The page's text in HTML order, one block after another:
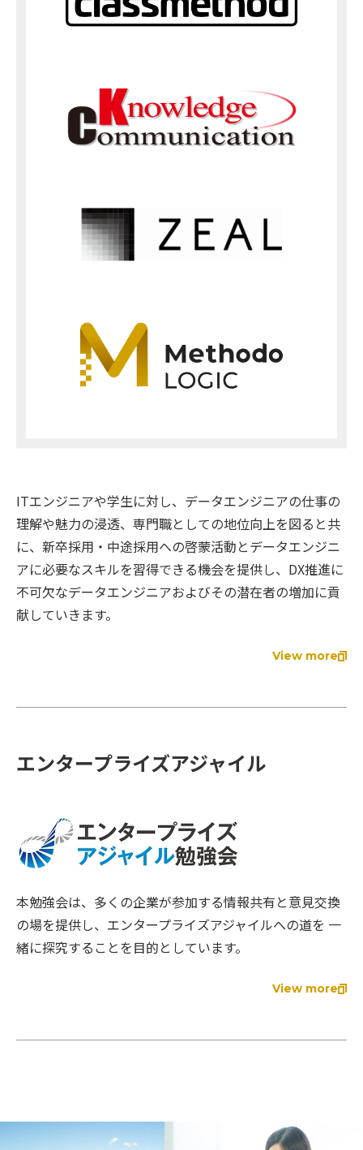
ITエンジニアや学生に対し、データエンジニアの仕事の
理解や魅力の浸透、専門職としての地位向上を図ると共
に、新卒採用・中途採用への啓蒙活動とデータエンジニ
アに必要なスキルを習得できる機会を提供し、DX推進に
不可欠なデータエンジニアおよびその潜在者の増加に貢
献していきます。
View more
エンタープライズアジャイル
本勉強会は、多くの企業が参加する情報共有と意見交換
の場を提供し、エンタープライズアジャイルへの道を 一
緒に探究することを目的としています。
View more